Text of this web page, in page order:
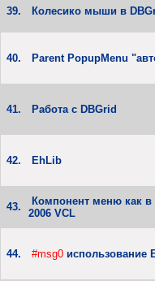
39. Колесико мыши в
40. Parent PopupMenu
41. Работа с DBGrid
42. EhLib
43.
Компонент меню как в
2006 VCL
44. #msg0 использование